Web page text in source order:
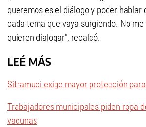
queremos es el diálogo y poder hablar
cada tema que vaya surgiendo. No
quieren dialogar", recalcó.
LEÉ MÁS
Sitramuci exige mayor protección
Trabajadores municipales piden ropa
vacunas